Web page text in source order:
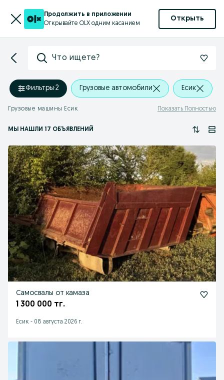
Продолжить в приложении
Открывайте OLX одним касанием
Открыть
Что ищете?
Фильтры·2 Грузовые автомобили Есик
Грузовые машины Есик Показать Полностью
МЫ НАШЛИ 17 ОБЪЯВЛЕНИЙ
Самосвалы от камаза
1 300 000 тг.
Есик - 08 августа 2026 г.